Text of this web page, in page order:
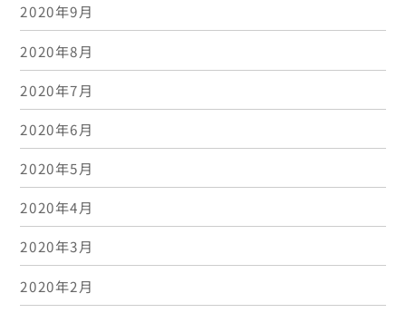
2020年9月
2020年8月
2020年7月
2020年6月
2020年5月
2020年4月
2020年3月
2020年2月